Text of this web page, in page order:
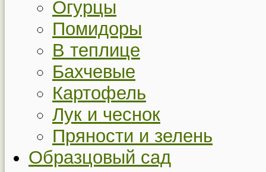
Огурцы
Помидоры
В теплице
Бахчевые
Картофель
Лук и чеснок
Пряности и зелень
Образцовый сад